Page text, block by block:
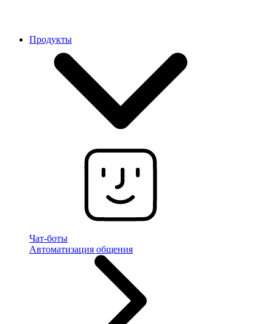
Продукты
Чат-боты
Автоматизация общения